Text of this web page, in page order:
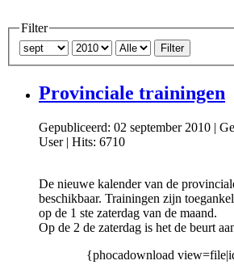
Filter
Filter
Provinciale trainingen
Gepubliceerd: 02 september 2010 |
User| Hits: 6710
De nieuwe kalender van de
beschikbaar. Trainingen zijn
op de 1 ste zaterdag van de maand.
Op de 2 de zaterdag is het de beurt
{phocadownload